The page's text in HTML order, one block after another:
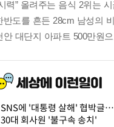
SNS에 '대통령 살해' 협박글…
30대 회사원 '불구속 송치'